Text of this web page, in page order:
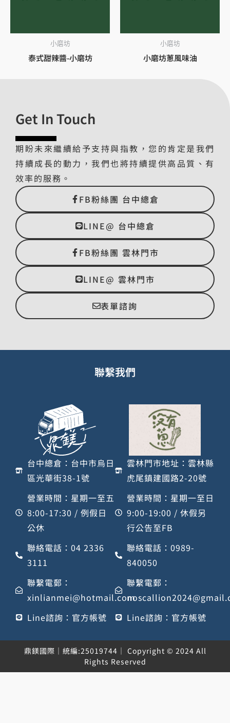
小磨坊
泰式甜辣醬-小磨坊
小磨坊
小磨坊蔥風味油
Get In Touch
期盼未來繼續給予支持與指教，您的肯定是我們
持續成長的動力，我們也將持續提供高品質、有
效率的服務。
FB粉絲團 台中總倉
LINE@ 台中總倉
FB粉絲團 雲林門市
LINE@ 雲林門市
表單諮詢
聯繫我們
台中總倉：台中市烏日
區光華街38-1號
營業時間：星期一至五
8:00-17:30 / 例假日
公休
聯絡電話：04 2336
3111
聯繫電郵：
xinlianmei@hotmail.com
Line諮詢：官方帳號
雲林門市地址：雲林縣
虎尾鎮建國路2-20號
營業時間：星期一至日
9:00-19:00 / 休假另
行公告至FB
聯絡電話：0989-
840050
聯繫電郵：
Line諮詢：官方帳號
鼎鎂國際｜統編:25019744｜ Copyright © 2024 All
Rights Reserved